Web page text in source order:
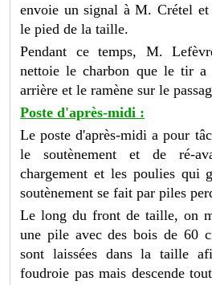
envoie un signal à M. Crétel et
le pied de la taille.
Pendant ce temps, M.
nettoie le charbon que le tir a
arrière et le ramène sur le
Poste d'après-midi :
Le poste d'après-midi a pour
le soutènement et de ré-
chargement et les poulies qui
soutènement se fait par piles
Le long du front de taille, on
une pile avec des bois de 60
sont laissées dans la taille
foudroie pas mais descende